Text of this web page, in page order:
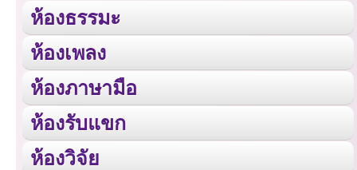
ห้องธรรมะ
ห้องเพลง
ห้องภาษามือ
ห้องรับแขก
ห้องวิจัย